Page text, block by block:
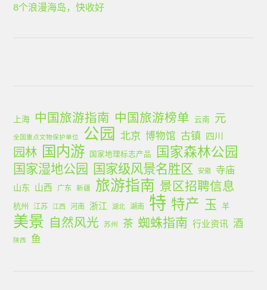
8个浪漫海岛，快收好
上海 中国旅游指南 中国旅游榜单 云南 元
全国重点文物保护单位 公园 北京 博物馆 古镇 四川
园林 国内游 国家地理标志产品 国家森林公园
国家湿地公园 国家级风景名胜区 安徽 寺庙
山东 山西 广东 新疆 旅游指南 景区招聘信息
杭州 江苏 江西 河南 浙江 湖北 湖南 特 特产 玉 羊
美景 自然风光 苏州 茶 蜘蛛指南 行业资讯 酒
陕西 鱼